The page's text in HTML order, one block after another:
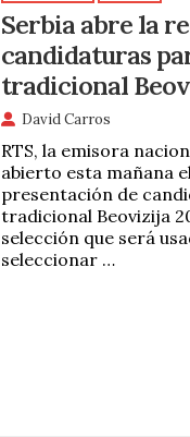
Serbia abre la
candidaturas
tradicional
David Carros
RTS, la emisora
abierto esta mañana
presentación de
tradicional Beovizija
selección que será
seleccionar …